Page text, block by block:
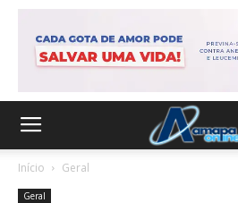
Início Geral
Geral